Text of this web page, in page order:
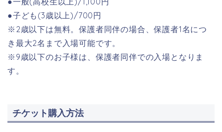
●子ども(3歳以上)/700円
※2歳以下は無料。保護者同伴の場合、保護者1名につ
き最大2名まで入場可能です。
※9歳以下のお子様は、保護者同伴での入場となりま
す。
チケット購入方法